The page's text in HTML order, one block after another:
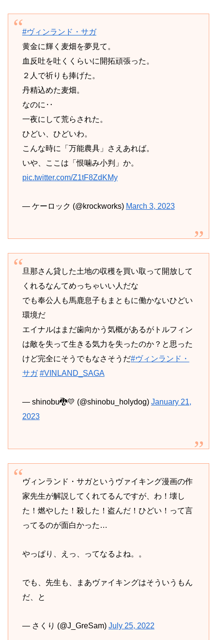
#ヴィンランド・サガ
黄金に輝く麦畑を夢見て。
血反吐を吐くくらいに開拓頑張った。
２人で祈りも捧げた。
丹精込めた麦畑。
なのに‥
一夜にして荒らされた。
ひどい、ひどいわ。
こんな時に「万能農具」さえあれば。
いや、ここは「恨噛み小判」か。
pic.twitter.com/Z1tF8ZdKMy
— ケーロック (@krockworks) March 3, 2023
旦那さん貸した土地の収穫を買い取って開放して
くれるなんてめっちゃいい人だな
でも奉公人も馬鹿息子もまともに働かないひどい
環境だ
エイナルはまだ歯向かう気概があるがトルフィン
は敵を失って生きる気力を失ったのか？と思った
けど完全にそうでもなさそうだ#ヴィンランド・
サガ #VINLAND_SAGA
— shinobu🐉💛 (@shinobu_holydog) January 21,
2023
ヴィンランド・サガというヴァイキング漫画の作
家先生が解説してくれてるんですが、わ！壊し
た！燃やした！殺した！盗んだ！ひどい！って言
ってるのが面白かった…
やっぱり、えっ、ってなるよね。。
でも、先生も、まあヴァイキングはそういうもん
だ、と
— さくり (@J_GreSam) July 25, 2022